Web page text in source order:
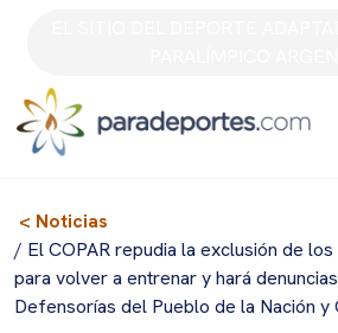
< Noticias
/ El COPAR repudia la exclusión de
para volver a entrenar y hará
Defensorías del Pueblo de la Nación y